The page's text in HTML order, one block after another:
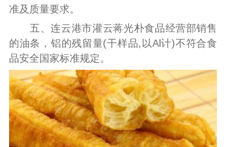
准及质量要求。
五、连云港市灌云蒋光朴食品经营部销售
的油条，铝的残留量(干样品,以Al计)不符合食
品安全国家标准规定。